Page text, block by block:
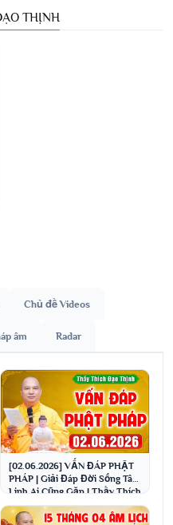
THỊNH
Chủ đề Videos
âm Radar
[02.06.2026] VẤN ĐÁP PHẬT
PHÁP | Giải Đáp Đời Sống Tâm
Linh Ai Cũng Gặp | Thầy Thích
Đạo Thịnh